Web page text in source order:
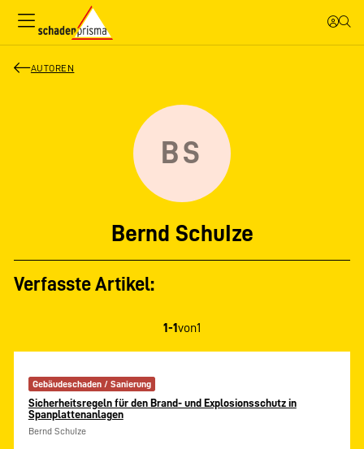
AUTOREN
BS
Bernd SchuIze
Verfasste Artikel:
1-1von1
Gebäudeschaden / Sanierung
Sicherheitsregeln für den Brand- und Explosionsschutz in
Spanplattenanlagen
Bernd SchuIze